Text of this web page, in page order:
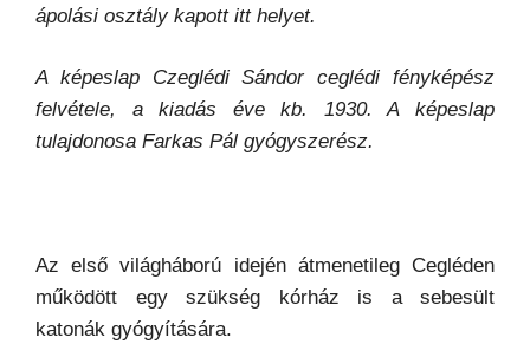
ápolási osztály kapott itt helyet.
A képeslap Czeglédi Sándor ceglédi fényképész
felvétele, a kiadás éve kb. 1930. A képeslap
tulajdonosa Farkas Pál gyógyszerész.
Az első világháború idején átmenetileg Cegléden
működött egy szükség kórház is a sebesült
katonák gyógyítására.